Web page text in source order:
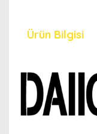
Ürün Bilgisi